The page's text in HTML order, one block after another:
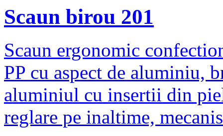
Scaun birou 201
Scaun ergonomic
PP cu aspect de aluminiu,
aluminiul cu insertii din
reglare pe inaltime,